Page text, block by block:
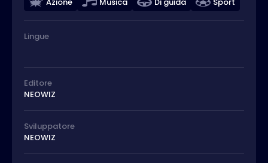
Lingue
Editore
NEOWIZ
Sviluppatore
NEOWIZ